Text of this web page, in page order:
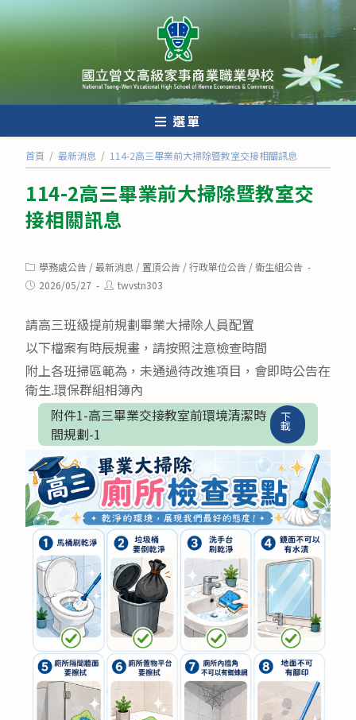
跳
轉
至
內
選單
首頁 / 最新消息 / 114-2高三畢業前大掃除暨教室交接相關訊息
114-2高三畢業前大掃除暨教室交
接相關訊息
Post
category:
學務處公告 /最新消息 / 置頂公告 /行政單位公告 /衛生組公告
Post2026/05/27
Posttwvstn303
請高三班級提前規劃畢業大掃除人員配置
以下檔案有時辰規畫，請按照注意檢查時間
附上各班掃區範為，未通過待改進項目，會即時公告在
衛生.環保群組相簿內
附件1-高三畢業交接教室前環境清潔時
間規劃-1
下
載